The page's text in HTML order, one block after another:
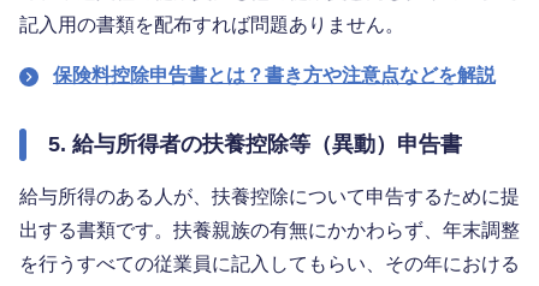
記入用の書類を配布すれば問題ありません。
保険料控除申告書とは？書き方や注意点などを解説
5. 給与所得者の扶養控除等（異動）申告書
給与所得のある人が、扶養控除について申告するために提
出する書類です。扶養親族の有無にかかわらず、年末調整
を行うすべての従業員に記入してもらい、その年における